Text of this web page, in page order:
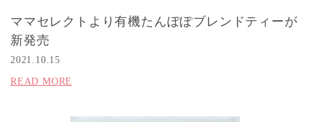
ママセレクトより有機たんぽぽブレンドティーが
新発売
2021.10.15
READ MORE